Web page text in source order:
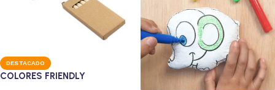
DESTACADO
COLORES FRIENDLY